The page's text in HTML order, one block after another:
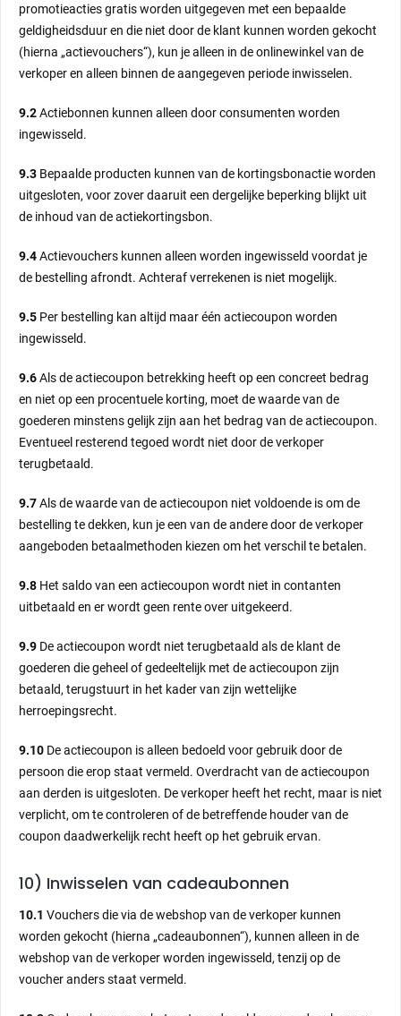
promotieacties gratis worden uitgegeven met een bepaalde
geldigheidsduur en die niet door de klant kunnen worden gekocht
(hierna „actievouchers“), kun je alleen in de onlinewinkel van de
verkoper en alleen binnen de aangegeven periode inwisselen.
9.2Actiebonnen kunnen alleen door consumenten worden
ingewisseld.
9.3 Bepaalde producten kunnen van de kortingsbonactie worden
uitgesloten, voor zover daaruit een dergelijke beperking blijkt uit
de inhoud van de actiekortingsbon.
9.4Actievouchers kunnen alleen worden ingewisseld voordat je
de bestelling afrondt. Achteraf verrekenen is niet mogelijk.
9.5 Per bestelling kan altijd maar één actiecoupon worden
ingewisseld.
9.6Als de actiecoupon betrekking heeft op een concreet bedrag
en niet op een procentuele korting, moet de waarde van de
goederen minstens gelijk zijn aan het bedrag van de actiecoupon.
Eventueel resterend tegoed wordt niet door de verkoper
terugbetaald.
9.7Als de waarde van de actiecoupon niet voldoende is om de
bestelling te dekken, kun je een van de andere door de verkoper
aangeboden betaalmethoden kiezen om het verschil te betalen.
9.8 Het saldo van een actiecoupon wordt niet in contanten
uitbetaald en er wordt geen rente over uitgekeerd.
9.9 De actiecoupon wordt niet terugbetaald als de klant de
goederen die geheel of gedeeltelijk met de actiecoupon zijn
betaald, terugstuurt in het kader van zijn wettelijke
herroepingsrecht.
9.10 De actiecoupon is alleen bedoeld voor gebruik door de
persoon die erop staat vermeld. Overdracht van de actiecoupon
aan derden is uitgesloten. De verkoper heeft het recht, maar is niet
verplicht, om te controleren of de betreffende houder van de
coupon daadwerkelijk recht heeft op het gebruik ervan.
10) Inwisselen van cadeaubonnen
10.1 Vouchers die via de webshop van de verkoper kunnen
worden gekocht (hierna „cadeaubonnen“), kunnen alleen in de
webshop van de verkoper worden ingewisseld, tenzij op de
voucher anders staat vermeld.